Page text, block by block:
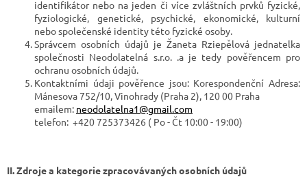
identifikátor nebo na jeden či více zvláštních prvků fyzické,
fyziologické, genetické, psychické, ekonomické, kulturní
nebo společenské identity této fyzické osoby.
Správcem osobních údajů je Žaneta Rziepělová jednatelka
společnosti Neodolatelná s.r.o. .a je tedy pověřencem pro
ochranu osobních údajů.
Kontaktními údaji pověřence jsou: Korespondenční Adresa:
Mánesova 752/10, Vinohrady (Praha 2), 120 00 Praha
emailem: neodolatelna1@gmail.com
telefon: +420 725373426 ( Po - Čt 10:00 - 19:00)
II.Zdroje a kategorie zpracovávaných osobních údajů